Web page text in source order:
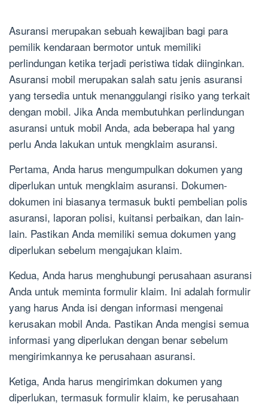
Asuransi merupakan sebuah kewajiban bagi para
pemilik kendaraan bermotor untuk memiliki
perlindungan ketika terjadi peristiwa tidak diinginkan.
Asuransi mobil merupakan salah satu jenis asuransi
yang tersedia untuk menanggulangi risiko yang terkait
dengan mobil. Jika Anda membutuhkan perlindungan
asuransi untuk mobil Anda, ada beberapa hal yang
perlu Anda lakukan untuk mengklaim asuransi.
Pertama, Anda harus mengumpulkan dokumen yang
diperlukan untuk mengklaim asuransi. Dokumen-
dokumen ini biasanya termasuk bukti pembelian polis
asuransi, laporan polisi, kuitansi perbaikan, dan lain-
lain. Pastikan Anda memiliki semua dokumen yang
diperlukan sebelum mengajukan klaim.
Kedua, Anda harus menghubungi perusahaan asuransi
Anda untuk meminta formulir klaim. Ini adalah formulir
yang harus Anda isi dengan informasi mengenai
kerusakan mobil Anda. Pastikan Anda mengisi semua
informasi yang diperlukan dengan benar sebelum
mengirimkannya ke perusahaan asuransi.
Ketiga, Anda harus mengirimkan dokumen yang
diperlukan, termasuk formulir klaim, ke perusahaan